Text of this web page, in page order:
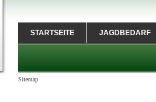
STARTSEITE JAGDBEDARF
Sitemap